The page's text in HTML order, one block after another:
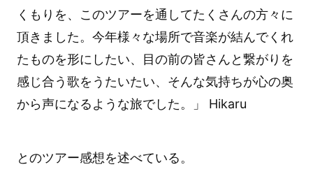
くもりを、このツアーを通してたくさんの方々に
頂きました。今年様々な場所で音楽が結んでくれ
たものを形にしたい、目の前の皆さんと繋がりを
感じ合う歌をうたいたい、そんな気持ちが心の奥
から声になるような旅でした。」 Hikaru
とのツアー感想を述べている。